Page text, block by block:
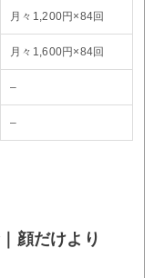
月々1,200円×84回
月々1,600円×84回
–
–
顔だけより